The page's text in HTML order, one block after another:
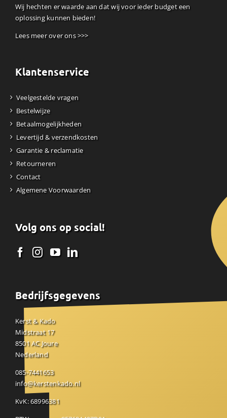
Wij hechten er waarde aan dat wij voor ieder budget een
oplossing kunnen bieden!
Lees meer over ons >>>
Klantenservice
Veelgestelde vragen
Bestelwijze
Betaalmogelijkheden
Levertijd & verzendkosten
Garantie & reclamatie
Retourneren
Contact
Algemene Voorwaarden
Volg ons op social!
Bedrijfsgegevens
Kerst & Kado
Midstraat 17
8501 AC Joure
Nederland
085-7441653
info@kerstenkado.nl
KvK: 68996381